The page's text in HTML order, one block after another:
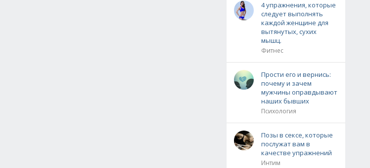
4 упражнения, которые
следует выполнять
каждой женщине для
вытянутых, сухих
мышц.
Фитнес
Прости его и вернись:
почему и зачем
мужчины оправдывают
наших бывших
Психология
Позы в сексе, которые
послужат вам в
качестве упражнений
Интим